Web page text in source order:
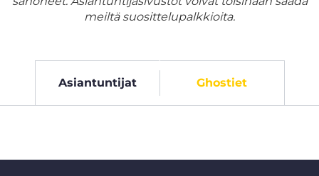
meiltä suosittelupalkkioita.
Asiantuntijat Ghostiet